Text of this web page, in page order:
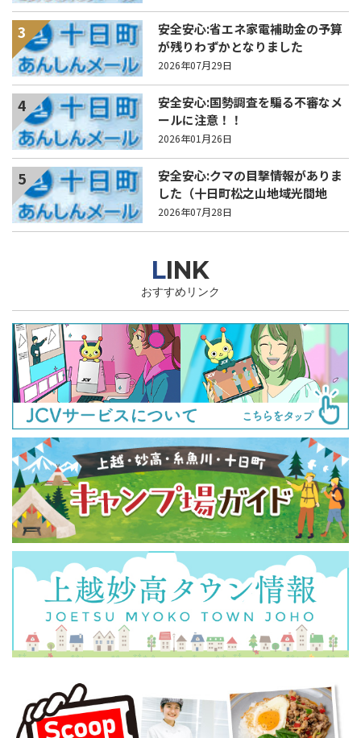
3
安全安心:省エネ家電補助金の予算
が残りわずかとなりました
2026年07月29日
4
安全安心:国勢調査を騙る不審なメ
ールに注意！！
2026年01月26日
5
安全安心:クマの目撃情報がありま
した（十日町松之山地域光間地
内）
2026年07月28日
LINK
おすすめリンク